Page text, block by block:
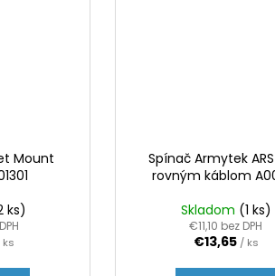
Mount
ks)
ks
Spínač Armytek
rovným káblom
Skladom (1 ks)
€11,10 bez DPH
€13,65 / ks